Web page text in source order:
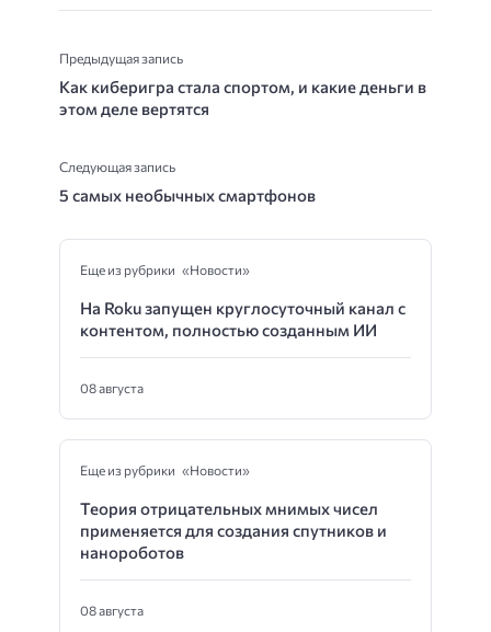
Предыдущая запись
Как киберигра стала спортом, и какие деньги в
этом деле вертятся
Следующая запись
5 самых необычных смартфонов
Еще из рубрики «Новости»
На Roku запущен круглосуточный канал с
контентом, полностью созданным ИИ
08 августа
Еще из рубрики «Новости»
Теория отрицательных мнимых чисел
применяется для создания спутников и
нанороботов
08 августа